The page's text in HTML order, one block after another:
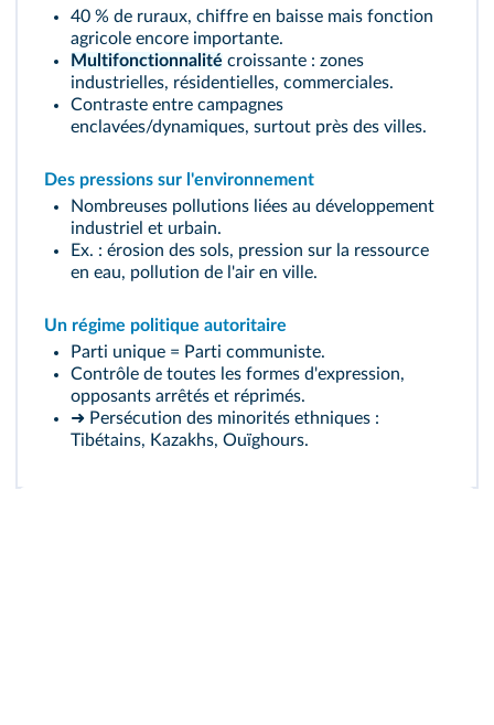
40 % de ruraux, chiffre en baisse mais fonction
agricole encore importante.
Multifonctionnalité croissante : zones
industrielles, résidentielles, commerciales.
Contraste entre campagnes
enclavées/dynamiques, surtout près des villes.
Des pressions sur l'environnement
Nombreuses pollutions liées au développement
industriel et urbain.
Ex. : érosion des sols, pression sur la ressource
en eau, pollution de l'air en ville.
Un régime politique autoritaire
Parti unique = Parti communiste.
Contrôle de toutes les formes d'expression,
opposants arrêtés et réprimés.
➜ Persécution des minorités ethniques :
Tibétains, Kazakhs, Ouïghours.